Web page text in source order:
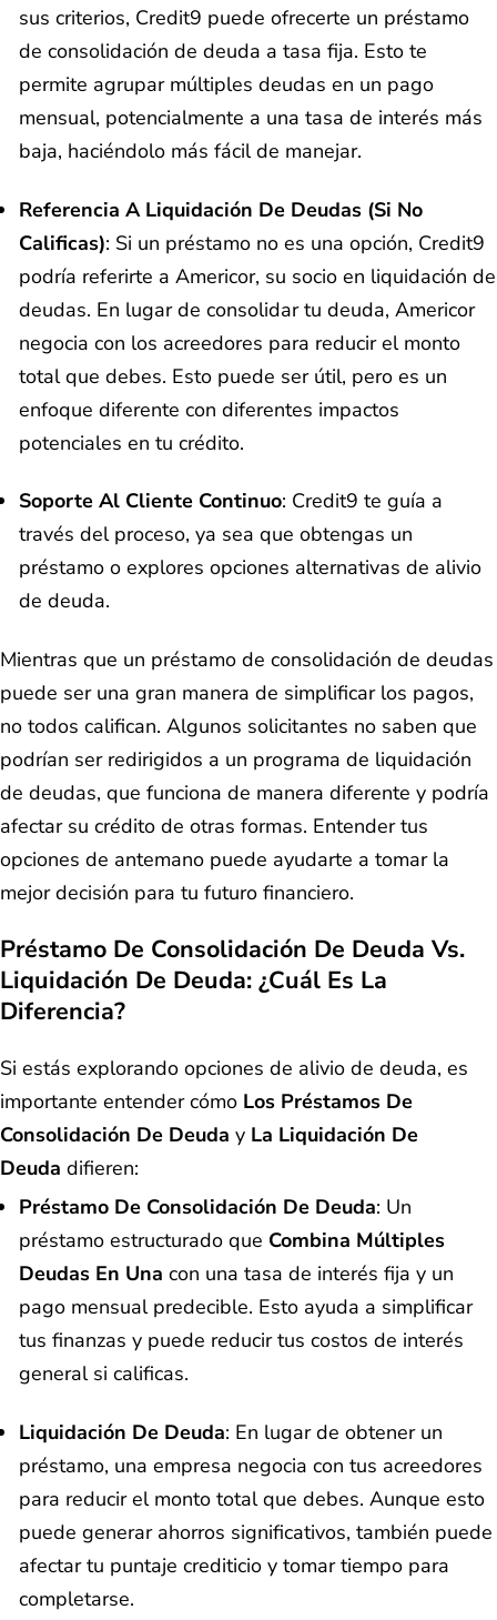
sus criterios, Credit9 puede ofrecerte un préstamo
de consolidación de deuda a tasa fija. Esto te
permite agrupar múltiples deudas en un pago
mensual, potencialmente a una tasa de interés más
baja, haciéndolo más fácil de manejar.
Referencia A Liquidación De Deudas (si No
Calificas): Si un préstamo no es una opción, Credit9
podría referirte a Americor, su socio en liquidación de
deudas. En lugar de consolidar tu deuda, Americor
negocia con los acreedores para reducir el monto
total que debes. Esto puede ser útil, pero es un
enfoque diferente con diferentes impactos
potenciales en tu crédito.
Soporte Al Cliente Continuo: Credit9 te guía a
través del proceso, ya sea que obtengas un
préstamo o explores opciones alternativas de alivio
de deuda.
Mientras que un préstamo de consolidación de deudas
puede ser una gran manera de simplificar los pagos,
no todos califican. Algunos solicitantes no saben que
podrían ser redirigidos a un programa de liquidación
de deudas, que funciona de manera diferente y podría
afectar su crédito de otras formas. Entender tus
opciones de antemano puede ayudarte a tomar la
mejor decisión para tu futuro financiero.
Préstamo De Consolidación De Deuda Vs.
Liquidación De Deuda: ¿cuál Es La
Diferencia?
Si estás explorando opciones de alivio de deuda, es
importante entender cómo Los Préstamos De
Consolidación De Deuda y La Liquidación De
Deuda difieren:
Préstamo De Consolidación De Deuda: Un
préstamo estructurado que Combina Múltiples
Deudas En Una con una tasa de interés fija y un
pago mensual predecible. Esto ayuda a simplificar
tus finanzas y puede reducir tus costos de interés
general si calificas.
Liquidación De Deuda: En lugar de obtener un
préstamo, una empresa negocia con tus acreedores
para reducir el monto total que debes. Aunque esto
puede generar ahorros significativos, también puede
afectar tu puntaje crediticio y tomar tiempo para
completarse.